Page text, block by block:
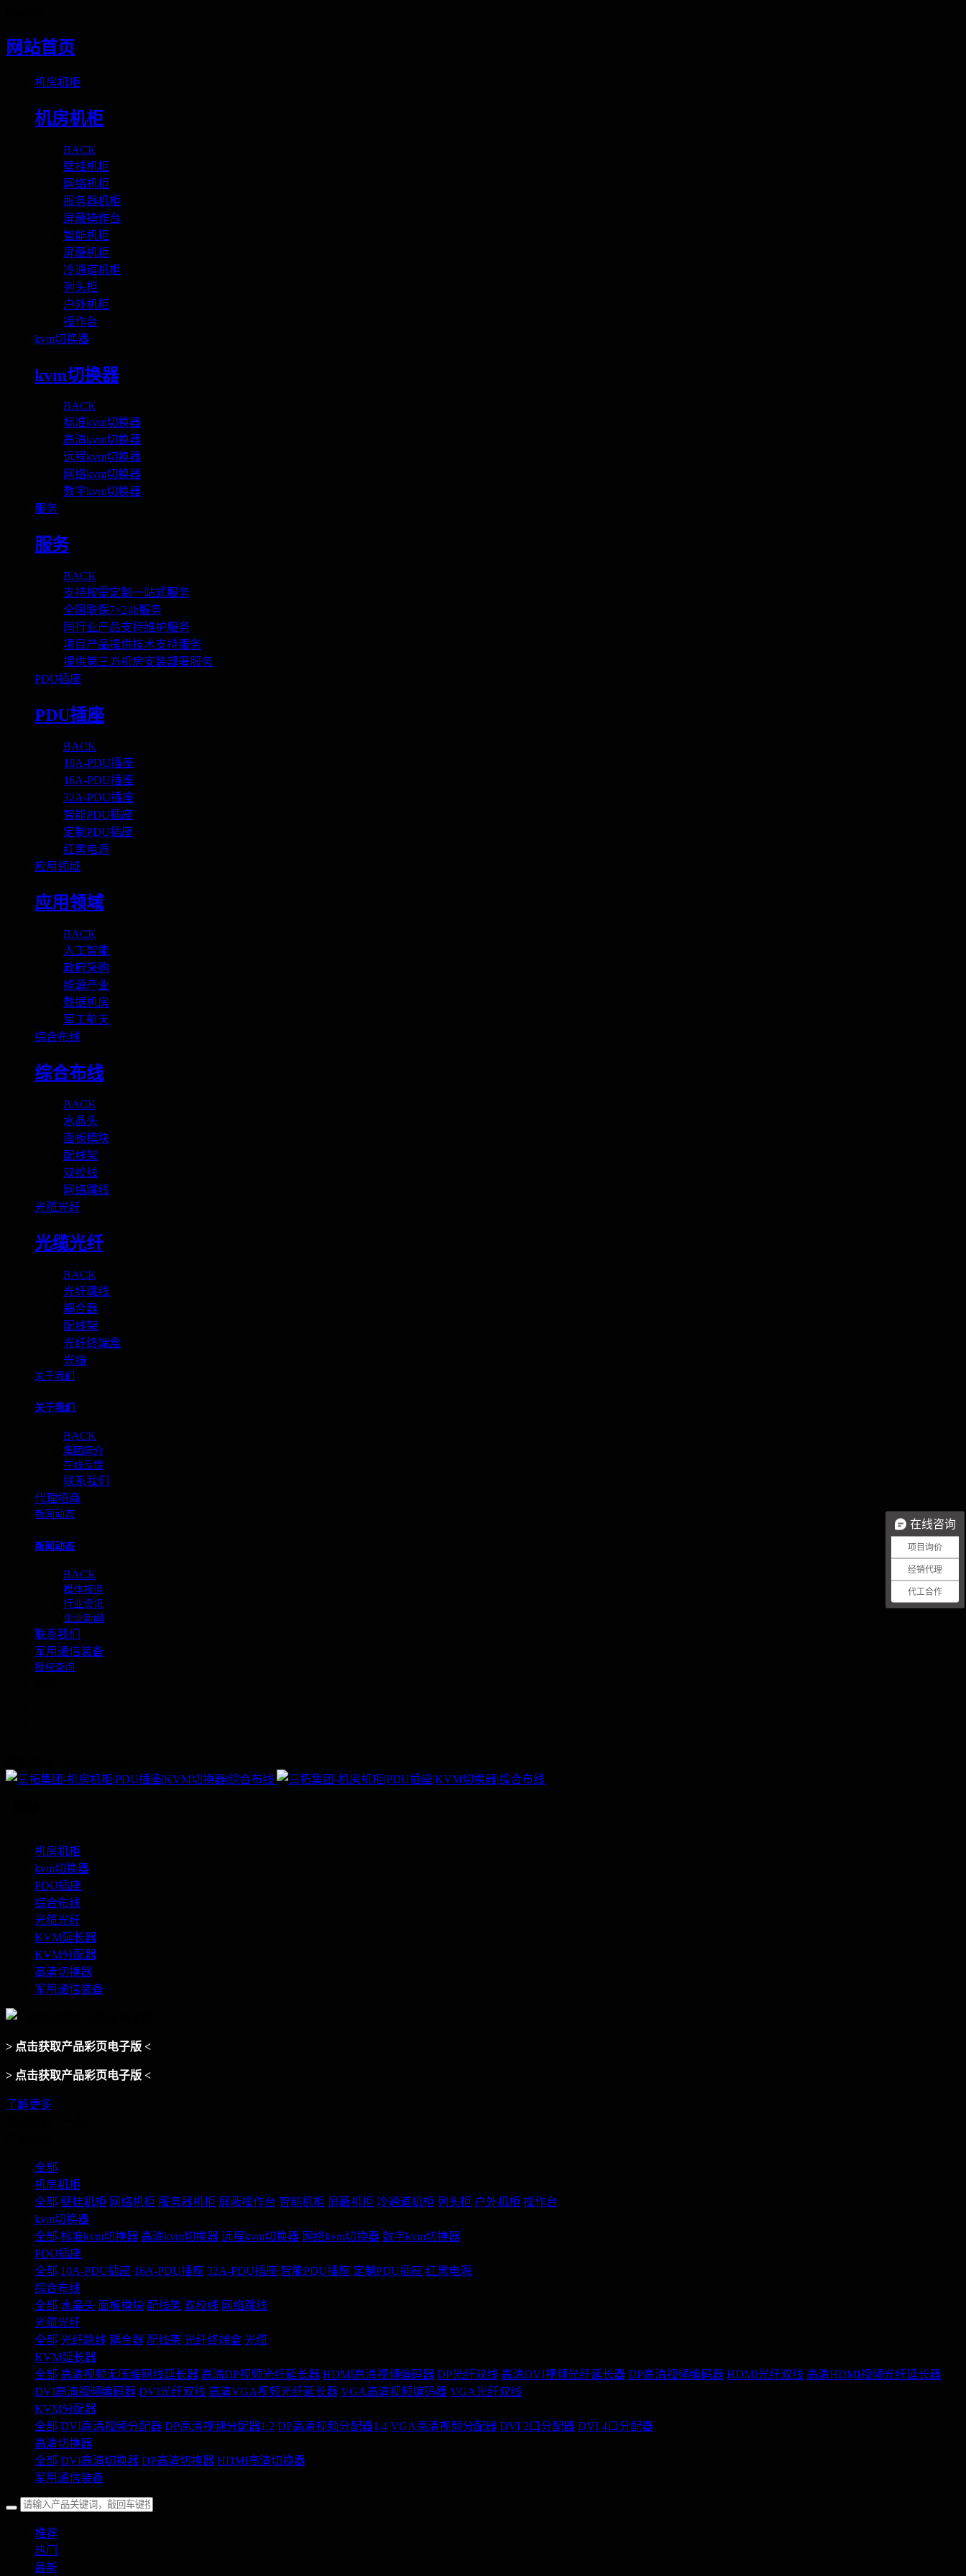
网站首页
机房机柜
机房机柜
BACK
壁挂机柜
网络机柜
服务器机柜
屏蔽操作台
智能机柜
屏蔽机柜
冷通道机柜
列头柜
户外机柜
操作台
kvm切换器
kvm切换器
BACK
标准kvm切换器
高清kvm切换器
远程kvm切换器
网络kvm切换器
数字kvm切换器
服务
服务
BACK
支持按需定制一站式服务
全国联保7×24h服务
同行业产品支持维护服务
项目产品提供技术支持服务
提供第三方机房安装部署服务
PDU插座
PDU插座
BACK
10A-PDU插座
16A-PDU插座
32A-PDU插座
智能PDU插座
定制PDU插座
红黑电源
应用领域
应用领域
BACK
人工智能
政府采购
能源产业
数据机房
军工航天
综合布线
综合布线
BACK
水晶头
面板模块
配线架
双绞线
网络跳线
光缆光纤
光缆光纤
BACK
光纤跳线
耦合器
配线架
光纤终端盒
光缆
关于我们
关于我们
BACK
集团简介
在线反馈
联系我们
代理招商
新闻动态
新闻动态
BACK
媒体报道
行业资讯
企业新闻
联系我们
军用通信装备
授权查询
机房机柜
kvm切换器
PDU插座
综合布线
光缆光纤
KVM延长器
KVM分配器
高清切换器
军用通信装备
> 点击获取产品彩页电子版 <
> 点击获取产品彩页电子版 <
了解更多
全部
机房机柜
全部 壁挂机柜 网络机柜 服务器机柜 屏蔽操作台 智能机柜 屏蔽机柜 冷通道机柜 列头柜 户外机柜 操作台
kvm切换器
全部 标准kvm切换器 高清kvm切换器 远程kvm切换器 网络kvm切换器 数字kvm切换器
PDU插座
全部 10A-PDU插座 16A-PDU插座 32A-PDU插座 智能PDU插座 定制PDU插座 红黑电源
综合布线
全部 水晶头 面板模块 配线架 双绞线 网络跳线
光缆光纤
全部 光纤跳线 耦合器 配线架 光纤终端盒 光缆
KVM延长器
全部 高清视频无压缩网线延长器 高清DP视频光纤延长器 HDMI高清视频编码器 DP光纤双线 高清DVI视频光纤延长器 DP高清视频编码器 HDMI光纤双线 高清HDMI视频光纤延长器
DVI高清视频编码器 DVI光纤双线 高清VGA视频光纤延长器 VGA高清视频编码器 VGA光纤双线
KVM分配器
全部 DVI高清视频分配器 DP高清视频分配器1.2 DP高清视频分配器1.4 VGA高清视频分配器 DVI 2口分配器 DVI 4口分配器
高清切换器
全部 DVI高清切换器 DP高清切换器 HDMI高清切换器
军用通信装备
推荐
热门
最新
在线咨询
项目询价
经销代理
代工合作